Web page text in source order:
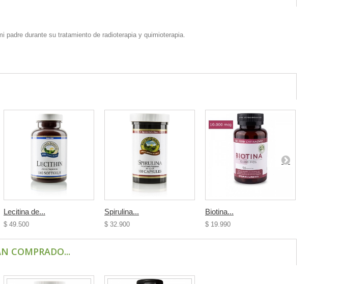
durante su tratamiento de radioterapia y quimioterapia.
Lecitina de...
$ 49.500
Spirulina...
$ 32.900
Biotina...
$ 19.990
COMPRADO...